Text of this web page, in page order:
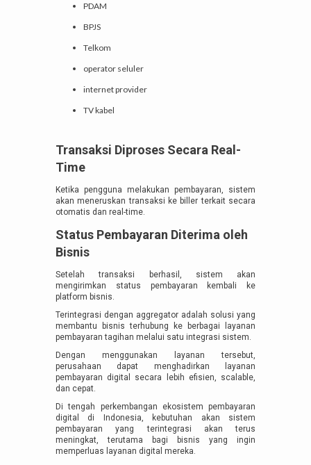
PDAM
BPJS
Telkom
operator seluler
internet provider
TV kabel
Transaksi Diproses Secara Real-
Time
Ketika pengguna melakukan pembayaran, sistem
akan meneruskan transaksi ke biller terkait secara
otomatis dan real-time.
Status Pembayaran Diterima oleh
Bisnis
Setelah transaksi berhasil, sistem akan
mengirimkan status pembayaran kembali ke
platform bisnis.
Terintegrasi dengan aggregator adalah solusi yang
membantu bisnis terhubung ke berbagai layanan
pembayaran tagihan melalui satu integrasi sistem.
Dengan menggunakan layanan tersebut,
perusahaan dapat menghadirkan layanan
pembayaran digital secara lebih efisien, scalable,
dan cepat.
Di tengah perkembangan ekosistem pembayaran
digital di Indonesia, kebutuhan akan sistem
pembayaran yang terintegrasi akan terus
meningkat, terutama bagi bisnis yang ingin
memperluas layanan digital mereka.